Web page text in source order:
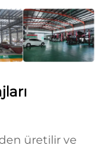
üretilir ve